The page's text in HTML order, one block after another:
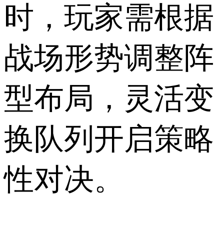
时，玩家需根据
战场形势调整阵
型布局，灵活变
换队列开启策略
性对决。